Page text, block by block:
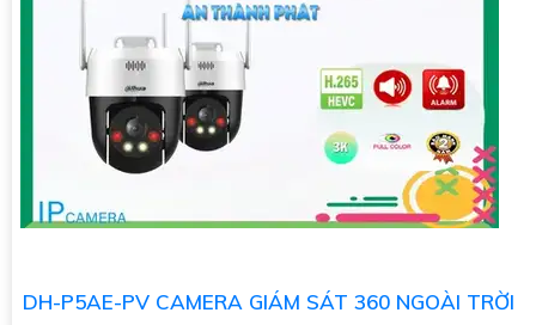
DH-P5AE-PV CAMERA GIÁM SÁT 360 NGOÀI TRỜI